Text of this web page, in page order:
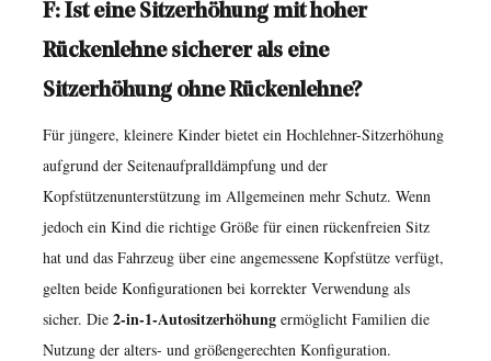
F: Ist eine Sitzerhöhung mit hoher
Rückenlehne sicherer als eine
Sitzerhöhung ohne Rückenlehne?
Für jüngere, kleinere Kinder bietet ein Hochlehner-Sitzerhöhung
aufgrund der Seitenaufpralldämpfung und der
Kopfstützenunterstützung im Allgemeinen mehr Schutz. Wenn
jedoch ein Kind die richtige Größe für einen rückenfreien Sitz
hat und das Fahrzeug über eine angemessene Kopfstütze verfügt,
gelten beide Konfigurationen bei korrekter Verwendung als
sicher. Die 2-in-1-Autositzerhöhung ermöglicht Familien die
Nutzung der alters- und größengerechten Konfiguration.